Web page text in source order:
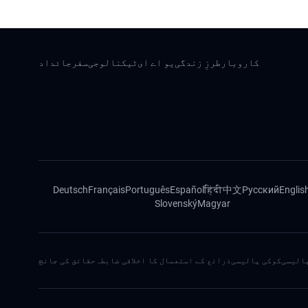
کاروبار طرزِ زندگی یو اے ایٹیکنالوجیسفر جائداد
Русский
中文
हिंदी
Español
Português
Français
Deutsch
Magyar
Slovenský
کوکی پالیسی ذرائع کے استعمال کا اخلاقی ضابطہ حقائق کی جانچ